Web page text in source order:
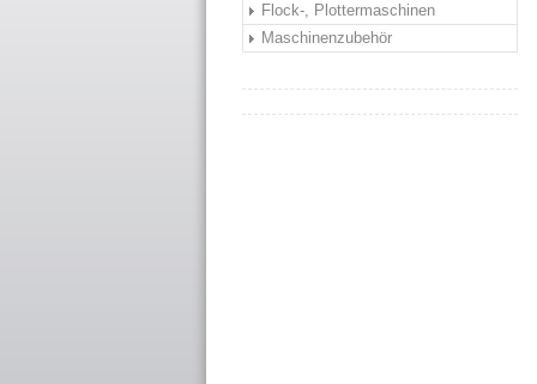
Flock-, Plottermaschinen
Maschinenzubehör